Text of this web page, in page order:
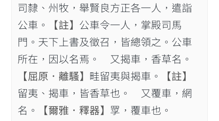
司隸、州牧，舉賢良方正各一人，遣詣
公車。
【註】 公車令一人，掌殿司馬
門。天下上書及徵召，皆總領之。公車
所在，因以名焉。 又揭車，香草名。
【屈原．離騷】 畦留夷與揭車。
【註】
留夷、揭車，皆香草也。 又覆車，網
名。
【爾雅．釋器】 罦，覆車也。